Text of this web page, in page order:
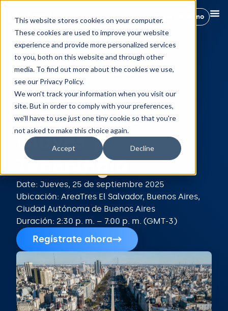
This website stores cookies on your computer.
These cookies are used to improve your website
experience and provide more personalized services
to you, both on this website and through other
media. To find out more about the cookies we use,
see our Privacy Policy.
We won't track your information when you visit our
site. But in order to comply with your preferences,
we'll have to use just one tiny cookie so that you're
not asked to make this choice again.
Accept Decline
Reservar demo
El Futuro del
Alquiler
Temporario:
Claves y
Tecnología
Date: Jueves, 25 de septiembre 2025
Ubicación: AreaTres El Salvador, Buenos Aires,
Ciudad Autónoma de Buenos Aires
Duración: 2:30 p. m. – 7:00 p. m. (GMT-3)
Regístrate ahora